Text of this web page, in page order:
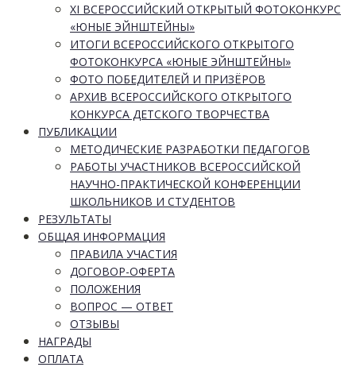
XI ВСЕРОССИЙСКИЙ ОТКРЫТЫЙ ФОТОКОНКУРС
«ЮНЫЕ ЭЙНШТЕЙНЫ»
ИТОГИ ВСЕРОССИЙСКОГО ОТКРЫТОГО
ФОТОКОНКУРСА «ЮНЫЕ ЭЙНШТЕЙНЫ»
ФОТО ПОБЕДИТЕЛЕЙ И ПРИЗЁРОВ
АРХИВ ВСЕРОССИЙСКОГО ОТКРЫТОГО
КОНКУРСА ДЕТСКОГО ТВОРЧЕСТВА
ПУБЛИКАЦИИ
МЕТОДИЧЕСКИЕ РАЗРАБОТКИ ПЕДАГОГОВ
РАБОТЫ УЧАСТНИКОВ ВСЕРОССИЙСКОЙ
НАУЧНО-ПРАКТИЧЕСКОЙ КОНФЕРЕНЦИИ
ШКОЛЬНИКОВ И СТУДЕНТОВ
РЕЗУЛЬТАТЫ
ОБЩАЯ ИНФОРМАЦИЯ
ПРАВИЛА УЧАСТИЯ
ДОГОВОР-ОФЕРТА
ПОЛОЖЕНИЯ
ВОПРОС — ОТВЕТ
ОТЗЫВЫ
НАГРАДЫ
ОПЛАТА